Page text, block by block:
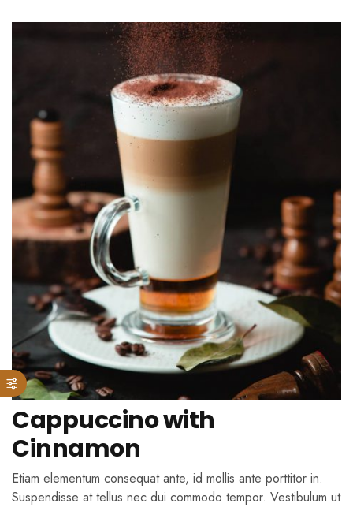
Cappuccino with
Cinnamon
Etiam elementum consequat ante, id mollis ante porttitor in.
Suspendisse at tellus nec dui commodo tempor. Vestibulum ut